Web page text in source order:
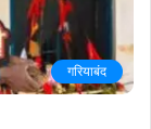
गरियाबंद